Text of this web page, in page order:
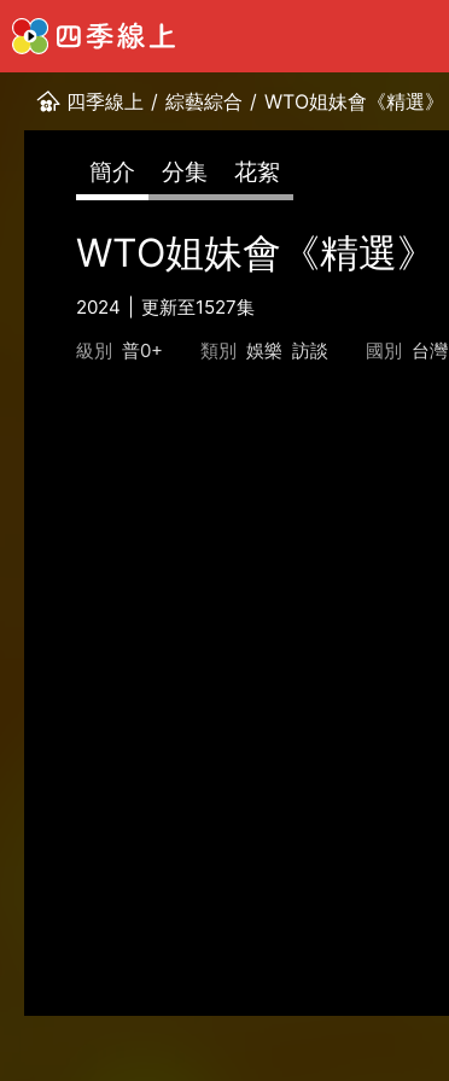
四季線上 / 綜藝綜合 / WTO姐妹會《精選》
簡介 分集 花絮
WTO姐妹會《精選》
2024
更新至1527集
級別 普0+ 類別 娛樂 訪談 國別 台灣